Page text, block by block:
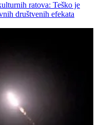
ratova: Teško je
društvenih efekata